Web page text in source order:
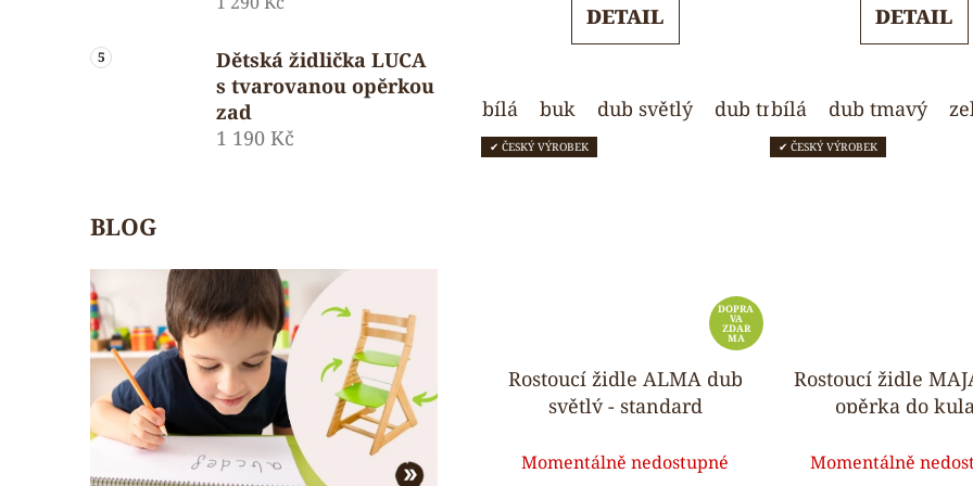
Dětská židlička LUCA
s tvarovanou opěrkou
zad
1 190 Kč
BLOG
z
DETAIL
bílá buk dub světlý dub tmavý zelená
z
DETAIL
bílá dub tmavý
✔ ČESKÝ VÝROBEK
DOPRA
VA
ZDAR
MA
Rostoucí židle ALMA dub
světlý - standard
hodnocení
Momentálně nedostupné
✔ ČESKÝ VÝROBEK
Rostoucí židle
opěrka do
Momentálně